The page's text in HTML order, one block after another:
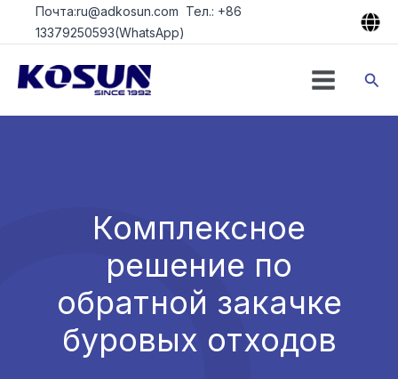
ПерейтиПочта:ru@adkosun.com Тел.: +86
13379250593(WhatsApp)
Комплексное
решение по
обратной закачке
буровых отходов